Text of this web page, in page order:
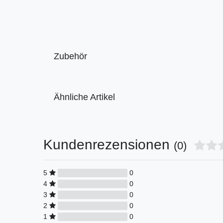
Zubehör
Ähnliche Artikel
Kundenrezensionen (0)
5
0
4
0
3
0
2
0
1
0